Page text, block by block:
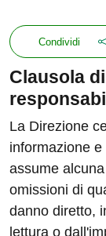
Condividi
Clausola
La Direzione
informazione
assume
omissioni di
danno diretto,
lettura o